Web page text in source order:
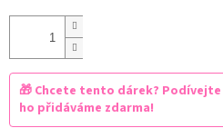
🎁 Chcete tento dárek?
ho přidáváme zdarma!